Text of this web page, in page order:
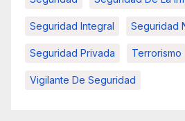
Seguridad Integral Seguridad
Seguridad Privada Terrorismo
Vigilante De Seguridad